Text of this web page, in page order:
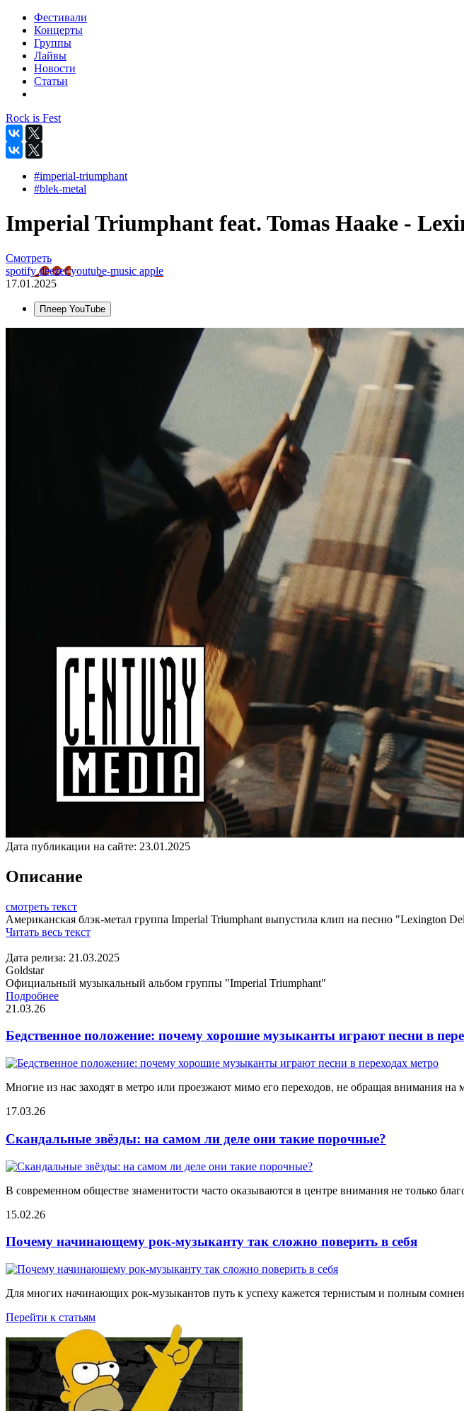
Фестивали
Концерты
Группы
Лайвы
Новости
Статьи
Rock is Fest
#imperial-triumphant
#blek-metal
Imperial Triumphant feat. Tomas Haake -
Смотреть
spotifydeezeryoutube-music apple
17.01.2025
Плеер YouTube
Дата публикации на сайте: 23.01.2025
Описание
смотреть текст
Американская блэк-метал группа Imperial Triumphant выпустила клип на песню "Lexington
Читать весь текст
Дата релиза: 21.03.2025
Goldstar
Официальный музыкальный альбом группы "Imperial Triumphant"
Подробнее
21.03.26
Бедственное положение: почему хорошие музыканты играют песни в
Многие из нас заходят в метро или проезжают мимо его переходов, не обращая внимания на
17.03.26
Скандальные звёзды: на самом ли деле они такие порочные?
В современном обществе знаменитости часто оказываются в центре внимания не только
15.02.26
Почему начинающему рок-музыканту так сложно поверить в себя
Для многих начинающих рок-музыкантов путь к успеху кажется тернистым и полным
Перейти к статьям